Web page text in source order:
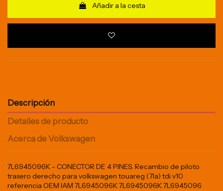
Añadir a la cesta
Descripción
Detalles de producto
Acerca de Volkswagen
7L6945096K - CONECTOR DE 4 PINES. Recambio de piloto
trasero derecho para volkswagen touareg (7la) tdi v10
referencia OEM IAM 7L6945096K 7L6945096K 7L6945096